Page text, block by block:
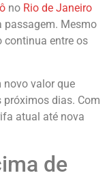
no Rio de Janeiro
passagem. Mesmo
continua entre os
novo valor que
próximos dias. Com
atual até nova
de